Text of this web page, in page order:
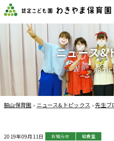
ニュース&
ARTIC
脇山保育園 › ニュース&トピックス ›先生ブ
2019年09月11日 お知らせ 給食室